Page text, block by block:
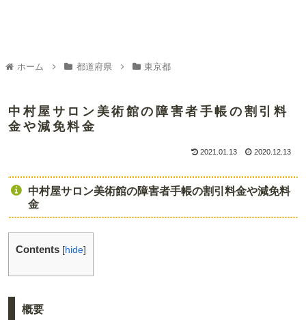
ホーム 都道府県 東京都
中村屋サロン美術館の障害者手帳の割引料
金や減免料金
2021.01.13 2020.12.13
中村屋サロン美術館の障害者手帳の割引料金や減免料
金
Contents [hide]
概要